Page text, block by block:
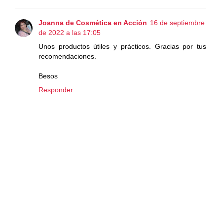
Joanna de Cosmética en Acción 16 de septiembre
de 2022 a las 17:05
Unos productos útiles y prácticos. Gracias por tus
recomendaciones.
Besos
Responder